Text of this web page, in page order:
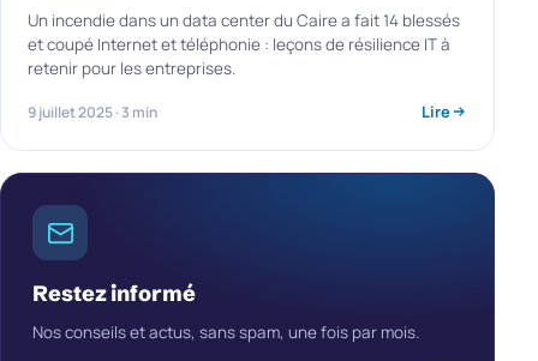
Un incendie dans un data center du Caire a fait 14 blessés
et coupé Internet et téléphonie : leçons de résilience IT à
retenir pour les entreprises.
9 juillet 2025 · 3 min Lire
Restez informé
Nos conseils et actus, sans spam, une fois par mois.